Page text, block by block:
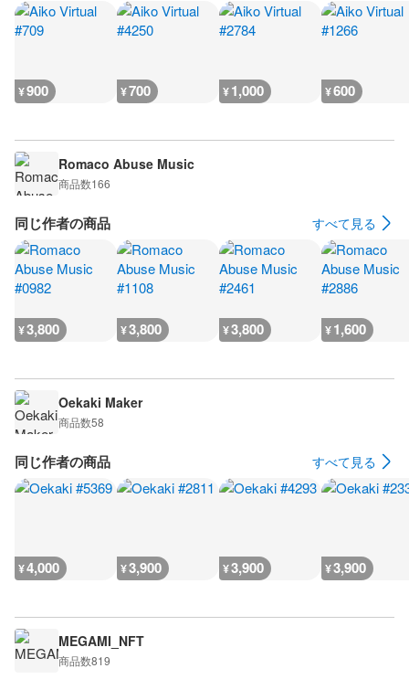
¥900 ¥700 ¥1,000 ¥600
Romaco Abuse Music
商品数166
同じ作者の商品 すべて見る
¥3,800 ¥3,800 ¥3,800 ¥1,600
Oekaki Maker
商品数58
同じ作者の商品 すべて見る
¥4,000 ¥3,900 ¥3,900 ¥3,900
MEGAMI_NFT
商品数819